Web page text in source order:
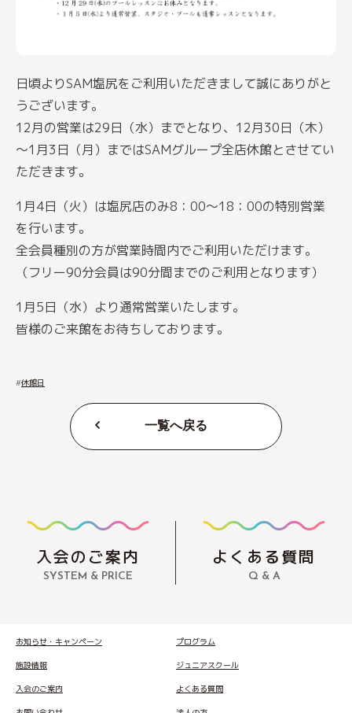
日頃よりSAM塩尻をご利用いただきまして誠にありがと
うございます。
12月の営業は29日（水）までとなり、12月30日（木）
～1月3日（月）まではSAMグループ全店休館とさせてい
ただきます。
1月4日（火）は塩尻店のみ8：00～18：00の特別営業
を行います。
全会員種別の方が営業時間内でご利用いただけます。
（フリー90分会員は90分間までのご利用となります）
1月5日（水）より通常営業いたします。
皆様のご来館をお待ちしております。
休館日
一覧へ戻る
入会のご案内
SYSTEM & PRICE
よくある質問
Q & A
お知らせ・キャンペーン プログラム
施設情報 ジュニアスクール
入会のご案内 よくある質問